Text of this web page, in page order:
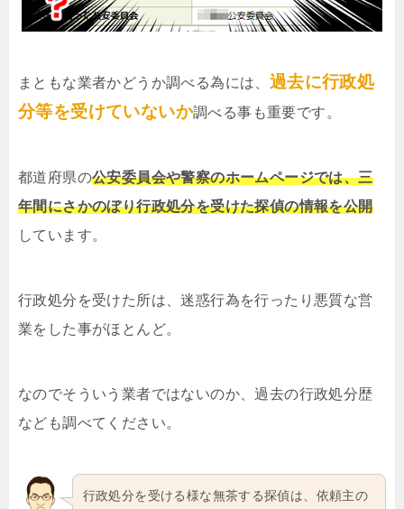
まともな業者かどうか調べる為には、 過去に行政処
分等を受けていないか調べる事も重要です。
都道府県の公安委員会や警察のホームページでは、三
年間にさかのぼり行政処分を受けた探偵の情報を公開
しています。
行政処分を受けた所は、迷惑行為を行ったり悪質な営
業をした事がほとんど。
なのでそういう業者ではないのか、過去の行政処分歴
なども調べてください。
行政処分を受ける様な無茶する探偵は、依頼主の